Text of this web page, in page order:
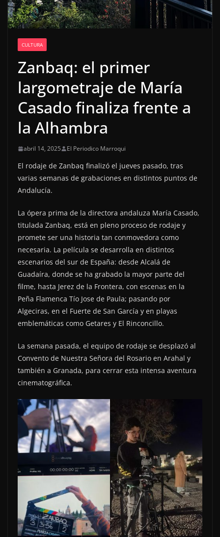
CULTURA
Zanbaq: el primer
largometraje de María
Casado finaliza frente a
la Alhambra
abril 14, 2025 El Periodico Marroqui
El rodaje de Zanbaq finalizó el jueves pasado, tras
varias semanas de grabaciones en distintos puntos de
Andalucía.
La ópera prima de la directora andaluza María Casado,
titulada Zanbaq, está en pleno proceso de rodaje y
promete ser una historia tan conmovedora como
necesaria. La película se desarrolla en distintos
escenarios del sur de España: desde Alcalá de
Guadaíra, donde se ha grabado la mayor parte del
filme, hasta Jerez de la Frontera, con escenas en la
Peña Flamenca Tío Jose de Paula; pasando por
Algeciras, en el Fuerte de San García y en playas
emblemáticas como Getares y El Rinconcillo.
La semana pasada, el equipo de rodaje se desplazó al
Convento de Nuestra Señora del Rosario en Arahal y
también a Granada, para cerrar esta intensa aventura
cinematográfica.